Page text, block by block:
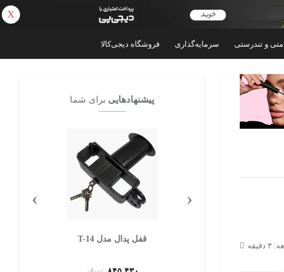
و تندرستی سرمایه‌گذاری فروشگاه دیجی‌کالا
پیشنهادهایی برای شما
قفل پدال مدل T-14
‹
›
X